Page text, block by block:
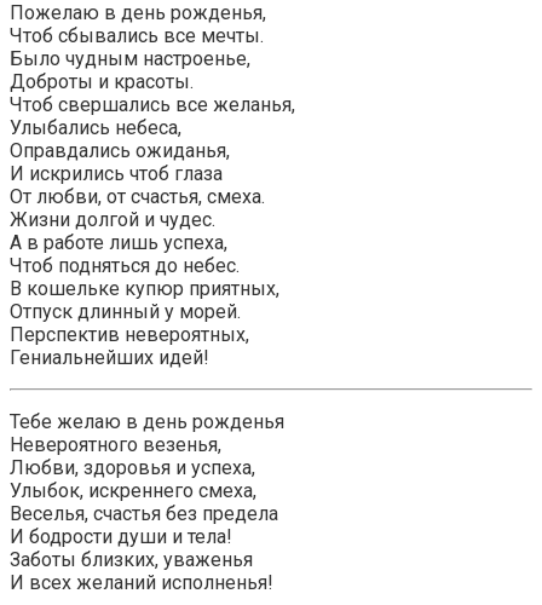
Пожелаю в день рожденья,
Чтоб сбывались все мечты.
Было чудным настроенье,
Доброты и красоты.
Чтоб свершались все желанья,
Улыбались небеса,
Оправдались ожиданья,
И искрились чтоб глаза
От любви, от счастья, смеха.
Жизни долгой и чудес.
А в работе лишь успеха,
Чтоб подняться до небес.
В кошельке купюр приятных,
Отпуск длинный у морей.
Перспектив невероятных,
Гениальнейших идей!
Тебе желаю в день рожденья
Невероятного везенья,
Любви, здоровья и успеха,
Улыбок, искреннего смеха,
Веселья, счастья без предела
И бодрости души и тела!
Заботы близких, уваженья
И всех желаний исполненья!